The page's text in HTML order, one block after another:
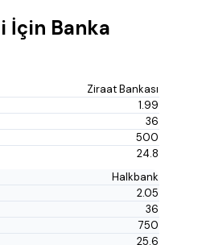
İçin Banka
Ziraat Bankası
1.99
36
500
24.8
Halkbank
2.05
36
750
25.6